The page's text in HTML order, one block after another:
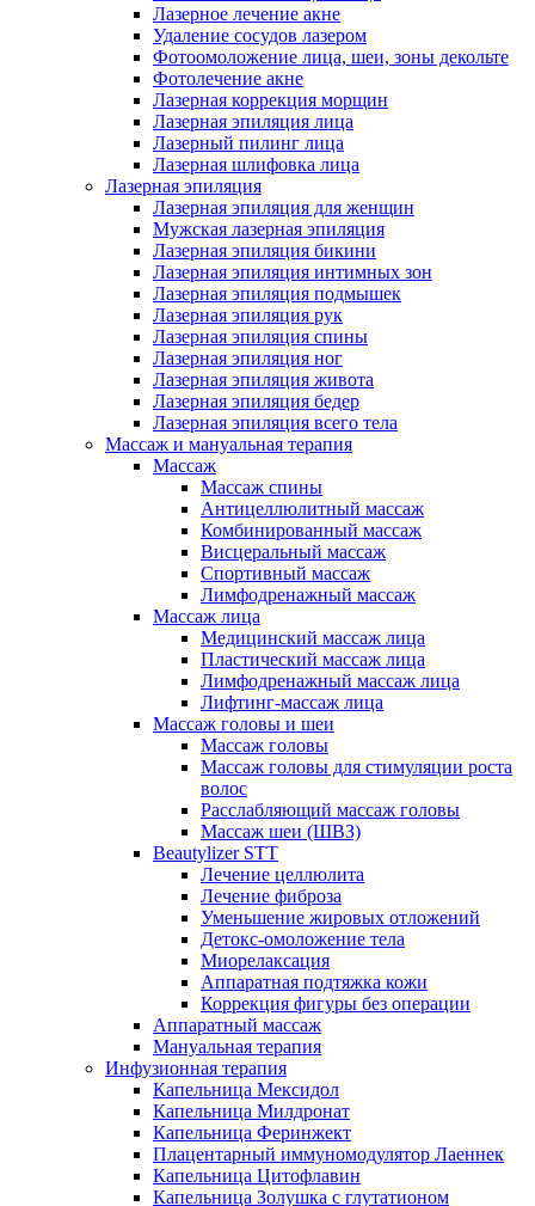
Лазерное лечение акне
Удаление сосудов лазером
Фотоомоложение лица, шеи, зоны декольте
Фотолечение акне
Лазерная коррекция морщин
Лазерная эпиляция лица
Лазерный пилинг лица
Лазерная шлифовка лица
Лазерная эпиляция
Лазерная эпиляция для женщин
Мужская лазерная эпиляция
Лазерная эпиляция бикини
Лазерная эпиляция интимных зон
Лазерная эпиляция подмышек
Лазерная эпиляция рук
Лазерная эпиляция спины
Лазерная эпиляция ног
Лазерная эпиляция живота
Лазерная эпиляция бедер
Лазерная эпиляция всего тела
Массаж и мануальная терапия
Массаж
Массаж спины
Антицеллюлитный массаж
Комбинированный массаж
Висцеральный массаж
Спортивный массаж
Лимфодренажный массаж
Массаж лица
Медицинский массаж лица
Пластический массаж лица
Лимфодренажный массаж лица
Лифтинг-массаж лица
Массаж головы и шеи
Массаж головы
Массаж головы для стимуляции роста
волос
Расслабляющий массаж головы
Массаж шеи (ШВЗ)
Beautylizer STT
Лечение целлюлита
Лечение фиброза
Уменьшение жировых отложений
Детокс-омоложение тела
Миорелаксация
Аппаратная подтяжка кожи
Коррекция фигуры без операции
Аппаратный массаж
Мануальная терапия
Инфузионная терапия
Капельница Мексидол
Капельница Милдронат
Капельница Феринжект
Плацентарный иммуномодулятор Лаеннек
Капельница Цитофлавин
Капельница Золушка с глутатионом